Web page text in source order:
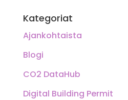
Kategoriat
Ajankohtaista
Blogi
CO2 DataHub
Digital Building Permit